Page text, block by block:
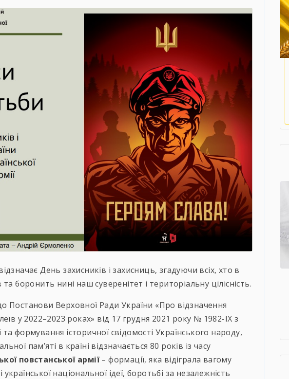
День захисників і захисниць, згадуючи всіх, хто в
та боронить нині наш суверенітет і територіальну цілісність.
Постанови Верховної Ради України «Про відзначення
у 2022–2023 роках» від 17 грудня 2021 року № 1982-ІХ з
формування історичної свідомості Українського народу,
пам’яті в країні відзначається 80 років із часу
повстанської армії– формації, яка відіграла вагому
національної ідеї, боротьбі за незалежність